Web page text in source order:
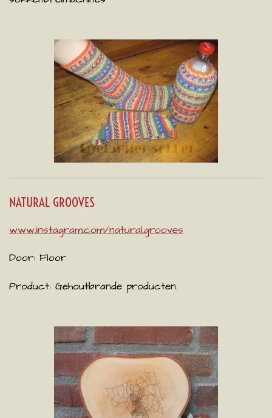
NATURAL GROOVES
www.instagram.com/natural.grooves
Door: Floor
Product: Gehoutbrande producten.